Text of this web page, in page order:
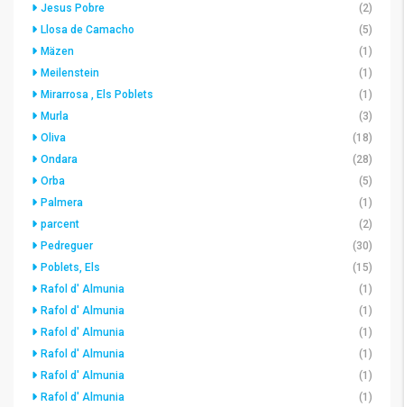
Jesus Pobre
(2)
Llosa de Camacho
(5)
Mäzen
(1)
Meilenstein
(1)
Mirarrosa , Els Poblets
(1)
Murla
(3)
Oliva
(18)
Ondara
(28)
Orba
(5)
Palmera
(1)
parcent
(2)
Pedreguer
(30)
Poblets, Els
(15)
Rafol d' Almunia
(1)
Rafol d' Almunia
(1)
Rafol d' Almunia
(1)
Rafol d' Almunia
(1)
Rafol d' Almunia
(1)
Rafol d' Almunia
(1)